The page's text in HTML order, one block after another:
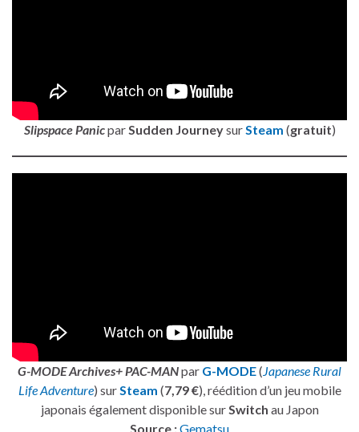
Slipspace PanicparSudden JourneysurSteam (gratuit)
G-MODE Archives+ PAC-MANpar G-MODE(Japanese Rural
Life Adventure) surSteam (7,79 €), réédition d’un jeu mobile
japonais également disponible surSwitch au Japon
Source :Gematsu